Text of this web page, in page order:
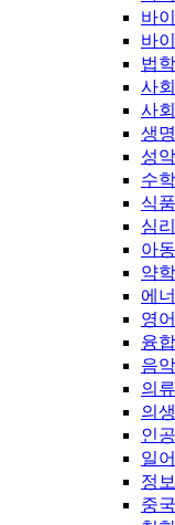
바
바
법
사
사
생
성
수
식
심
아
약
에
영
융
음
의
의
인
일
정
중